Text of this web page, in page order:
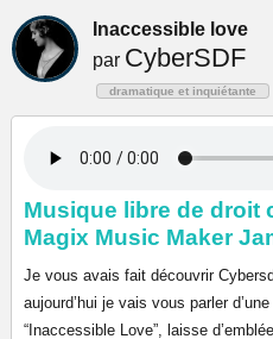
Inaccessible love
par CyberSDF
dramatique et inquiétante
Musique libre de droit
Magix Music Maker
Je vous avais fait découvrir
aujourd’hui je vais vous parler
“Inaccessible Love”, laisse